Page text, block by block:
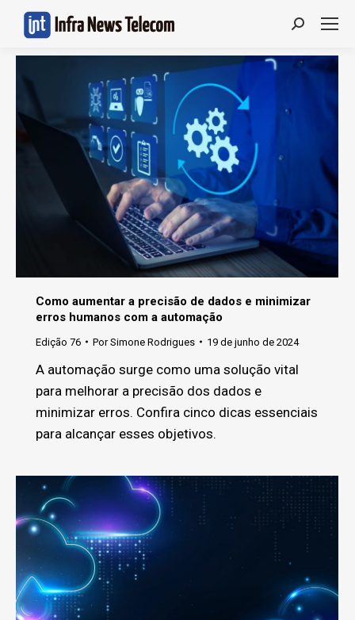
Search:
Como aumentar a precisão de dados e minimizar
erros humanos com a automação
Edição 76 PorSimone Rodrigues 19 de junho de 2024
A automação surge como uma solução vital
para melhorar a precisão dos dados e
minimizar erros. Confira cinco dicas essenciais
para alcançar esses objetivos.